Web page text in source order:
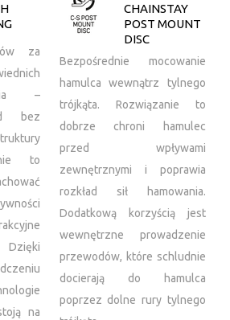
za
–
bez
to
na
CHAINSTAY
POST MOUNT
DISC
Bezpośrednie mocowanie
hamulca wewnątrz tylnego
trójkąta. Rozwiązanie to
dobrze chroni hamulec
przed wpływami
zewnętrznymi i poprawia
rozkład sił hamowania.
Dodatkową korzyścią jest
wewnętrzne prowadzenie
przewodów, które schludnie
docierają do hamulca
poprzez dolne rury tylnego